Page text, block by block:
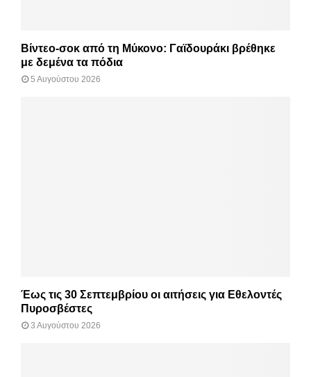
Βίντεο-σοκ από τη Μύκονο: Γαϊδουράκι βρέθηκε
με δεμένα τα πόδια
5 Αυγούστου 2026
Έως τις 30 Σεπτεμβρίου οι αιτήσεις για Εθελοντές
Πυροσβέστες
3 Αυγούστου 2026